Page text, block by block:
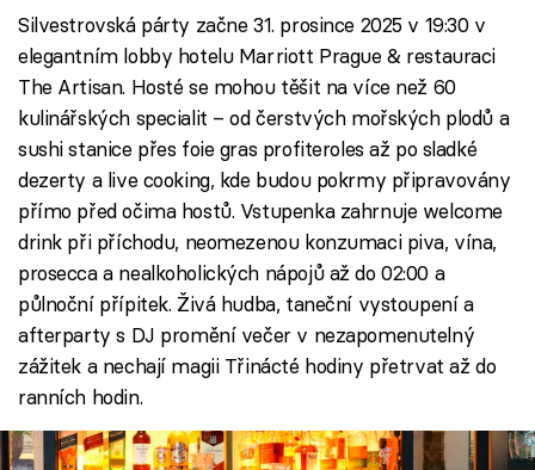
Silvestrovská párty začne 31. prosince 2025 v 19:30 v
elegantním lobby hotelu Marriott Prague & restauraci
The Artisan. Hosté se mohou těšit na více než 60
kulinářských specialit – od čerstvých mořských plodů a
sushi stanice přes foie gras profiteroles až po sladké
dezerty a live cooking, kde budou pokrmy připravovány
přímo před očima hostů. Vstupenka zahrnuje welcome
drink při příchodu, neomezenou konzumaci piva, vína,
prosecca a nealkoholických nápojů až do 02:00 a
půlnoční přípitek. Živá hudba, taneční vystoupení a
afterparty s DJ promění večer v nezapomenutelný
zážitek a nechají magii Třinácté hodiny přetrvat až do
ranních hodin.